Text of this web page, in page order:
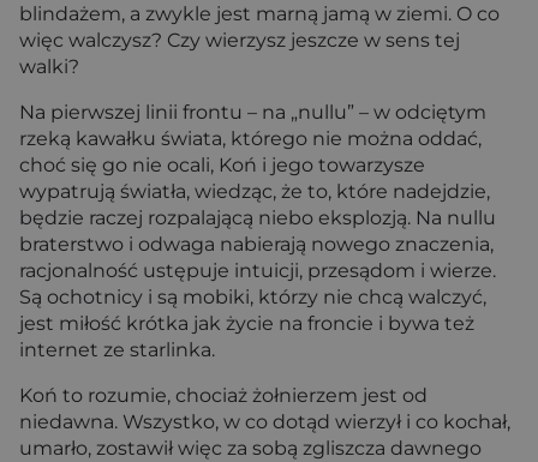
blindażem, a zwykle jest marną jamą w ziemi. O co
więc walczysz? Czy wierzysz jeszcze w sens tej
walki?
Na pierwszej linii frontu – na „nullu” – w odciętym
rzeką kawałku świata, którego nie można oddać,
choć się go nie ocali, Koń i jego towarzysze
wypatrują światła, wiedząc, że to, które nadejdzie,
będzie raczej rozpalającą niebo eksplozją. Na nullu
braterstwo i odwaga nabierają nowego znaczenia,
racjonalność ustępuje intuicji, przesądom i wierze.
Są ochotnicy i są mobiki, którzy nie chcą walczyć,
jest miłość krótka jak życie na froncie i bywa też
internet ze starlinka.
Koń to rozumie, chociaż żołnierzem jest od
niedawna. Wszystko, w co dotąd wierzył i co kochał,
umarło, zostawił więc za sobą zgliszcza dawnego